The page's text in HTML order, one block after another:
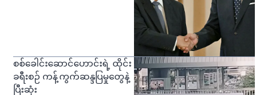
စစ်ခေါင်းဆောင်ဟောင်းရဲ့ ထိုင်း
ခရီးစဉ် ကန့်ကွက်ဆန္ဒပြမှုတွေနဲ့
ပြီးဆုံး